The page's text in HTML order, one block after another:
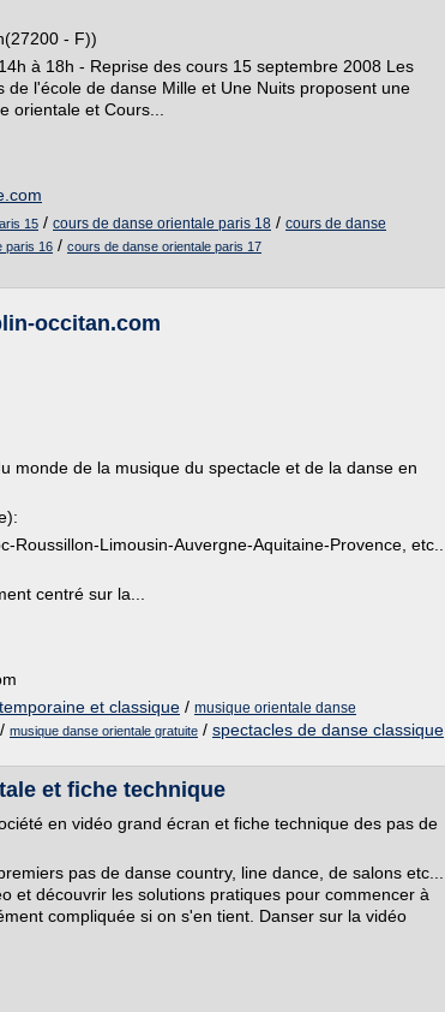
- F))
à 18h - Reprise des cours 15 septembre 2008 Les
l'école de danse Mille et Une Nuits proposent une
orientale et Cours...
15 / cours de danse orientale paris 18 / cours de danse
paris 16 / cours de danse orientale paris 17
occitan.com
monde de la musique du spectacle et de la danse en
Roussillon-Limousin-Auvergne-Aquitaine-Provence, etc..
centré sur la...
et classique / musique orientale danse
/ musique danse orientale gratuite / spectacles de danse classique
et fiche technique
en vidéo grand écran et fiche technique des pas de
pas de danse country, line dance, de salons etc...
et découvrir les solutions pratiques pour commencer à
compliquée si on s'en tient. Danser sur la vidéo